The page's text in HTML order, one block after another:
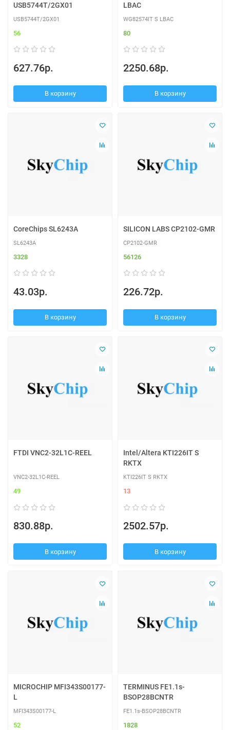
USB5744T/2GX01
USB5744T/2GX01
56
627.76р.
В корзину
LBAC
WG82574IT S LBAC
80
2250.68р.
В корзину
CoreChips SL6243A
SL6243A
3328
43.03р.
В корзину
SILICON LABS CP2102-GMR
CP2102-GMR
56126
226.72р.
В корзину
FTDI VNC2-32L1C-REEL
VNC2-32L1C-REEL
49
830.88р.
В корзину
Intel/Altera KTI226IT S
RKTX
KTI226IT S RKTX
13
2502.57р.
В корзину
MICROCHIP MFI343S00177-
L
MFI343S00177-L
52
TERMINUS FE1.1s-
BSOP28BCNTR
FE1.1s-BSOP28BCNTR
1828